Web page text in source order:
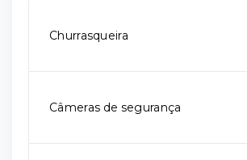
Churrasqueira
Câmeras de segurança